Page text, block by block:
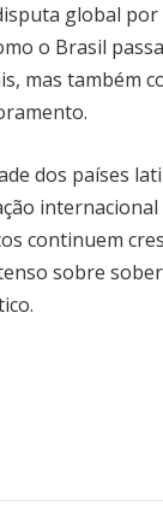
global
o Brasil
mas também
dos países
internacional
continuem
sobre